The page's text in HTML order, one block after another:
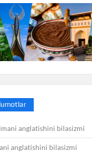
anglatishini bilasizmi
anglatishini bilasizmi